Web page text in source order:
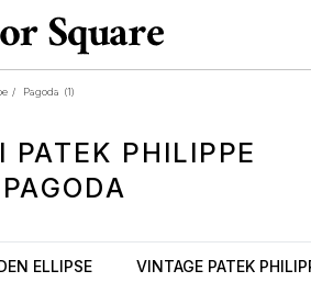
/ Pagoda (1)
PATEK PHILIPPE
PAGODA
ELLIPSE VINTAGE PATEK